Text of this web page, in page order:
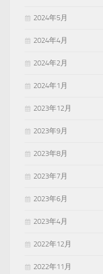
2024年5月
2024年4月
2024年2月
2024年1月
2023年12月
2023年9月
2023年8月
2023年7月
2023年6月
2023年4月
2022年12月
2022年11月